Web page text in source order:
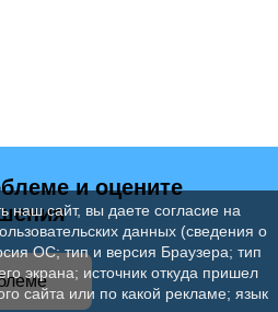
и оцените
наш сайт, вы даете согласие на
данных (сведения о
ОС; тип и версия Браузера; тип
экрана; источник откуда пришел
сайта или по какой рекламе; язык